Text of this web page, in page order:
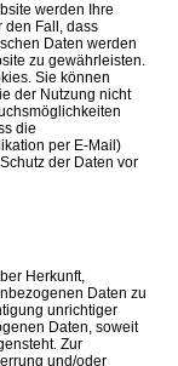
werden Ihre
den Fall, dass
Daten werden
zu gewährleisten.
Sie können
der Nutzung nicht
die
per E-Mail)
der Daten vor
Herkunft,
Daten zu
unrichtiger
Daten, soweit
Zur
und/oder